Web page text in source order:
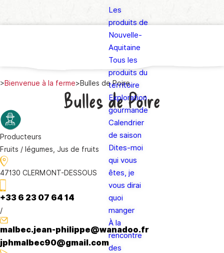
Les
produits de
Nouvelle-
Aquitaine
Tous les
produits du
territoire
Exploration
gourmande
Calendrier
de saison
Dites-moi
qui vous
êtes, je
vous dirai
quoi
manger
À la
rencontre
des
>Bienvenue à la ferme>Bulles de Poire
Bulles de Poire
Producteurs
Fruits / légumes, Jus de fruits
47130 CLERMONT-DESSOUS
+33 6 23 07 64 14
/
malbec.jean-philippe@wanadoo.fr
jphmalbec90@gmail.com